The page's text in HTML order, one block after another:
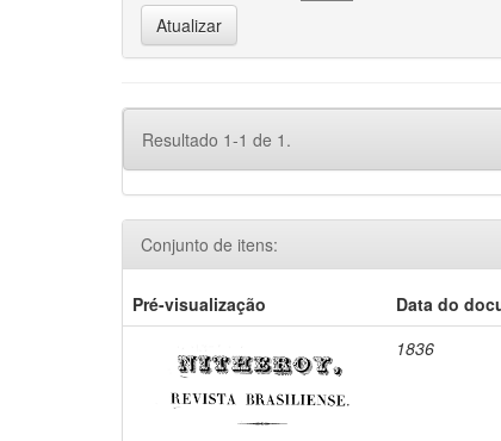
Resultado 1-1 de 1.
Conjunto de itens:
Pré-visualização Data do
1836